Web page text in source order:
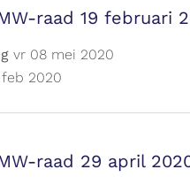
raad 19 februari
vr 08 mei 2020
feb 2020
raad 29 april